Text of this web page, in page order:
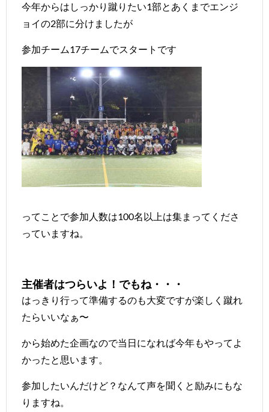
今年からはしっかり蹴りたい1部とあくまでエンジ
ョイの2部に分けましたが
参加チーム17チームでスタートです
ってことで参加人数は100名以上は集まってくださ
っていますね。
主催者はつらいよ！でもね・・・
はっきり行って準備するのも大変ですが楽しく蹴れ
たらいいなぁ〜
から始めた企画なので当日になれば今年もやってよ
かったと思います。
参加したいんだけど？なんて声を聞くと励みにもな
りますね。